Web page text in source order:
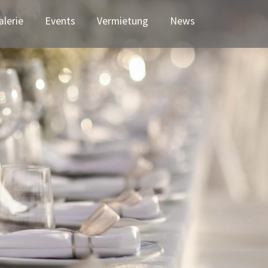
Events Vermietung(current)
News